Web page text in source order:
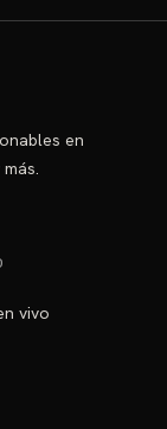
en
vivo